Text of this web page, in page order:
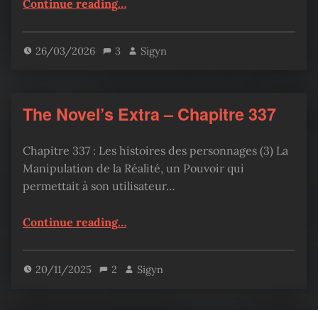
Continue reading…
26/03/2026 3 Sigyn
The Novel’s Extra – Chapitre 337
Chapitre 337 : Les histoires des personnages (3) La
Manipulation de la Réalité, un Pouvoir qui
permettait à son utilisateur…
Continue reading“The Novel’s Extra – Chapitre 337”
…
20/11/2025 2 Sigyn